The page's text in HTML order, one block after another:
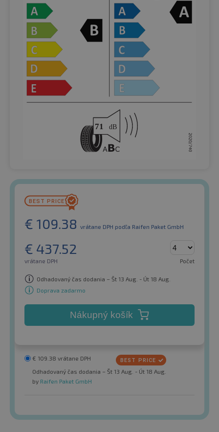
€ 109.38 vrátane DPH podľa Raifen Paket GmbH
€ 437.52
vrátane DPH Počet
Odhadovaný čas dodania – Št 13 Aug. - Út 18 Aug.
Doprava zadarmo
Nákupný košík
€ 109.38 vrátane DPH
Odhadovaný čas dodania – Št 13 Aug. - Út 18 Aug.
by Raifen Paket GmbH